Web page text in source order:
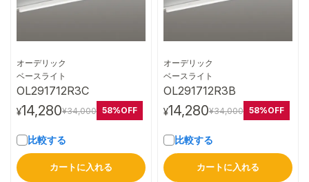
オーデリック
ベースライト
OL291712R3C
¥14,280¥34,000 58%OFF
比較する
カートに入れる
オーデリック
ベースライト
OL291712R3B
¥14,280¥34,000 58%OFF
比較する
カートに入れる